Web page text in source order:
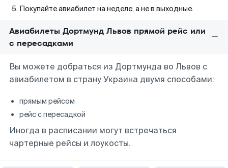
Покупайте авиабилет на неделе, а не в выходные.
Авиабилеты Дортмунд Львов прямой рейс или
с пересадками
Вы можете добраться из Дортмунда во Львов с
авиабилетом в страну Украина двумя способами:
прямым рейсом
рейс с пересадкой
Иногда в расписании могут встречаться
чартерные рейсы и лоукосты.